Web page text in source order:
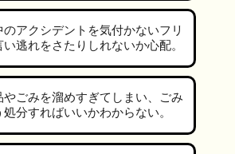
のアクシデントを気付かないフリ
い逃れをさたりしれないか心配。
やごみを溜めすぎてしまい、ごみ
処分すればいいかわからない。